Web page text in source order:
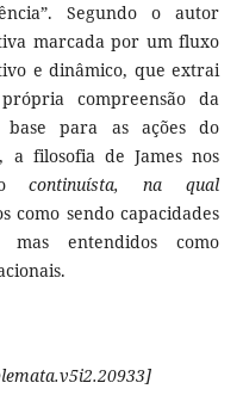
Segundo o autor
marcada por um fluxo
e dinâmico, que extrai
compreensão da
para as ações do
filosofia de James nos
continuísta, na qual
como sendo capacidades
entendidos como